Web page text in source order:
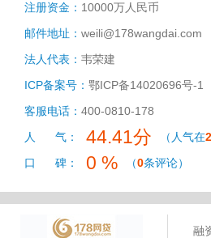
注册资金： 10000万人民币
邮件地址： weili@178wangdai.com
法人代表： 韦荣建
ICP备案号： 鄂ICP备14020696号-1
客服电话： 400-0810-178
人 气：
44.41分 （人气在
口 碑：
0 % （0条评论）
融